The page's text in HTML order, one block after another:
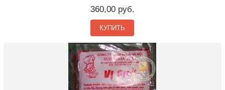
360,00 руб.
КУПИТЬ